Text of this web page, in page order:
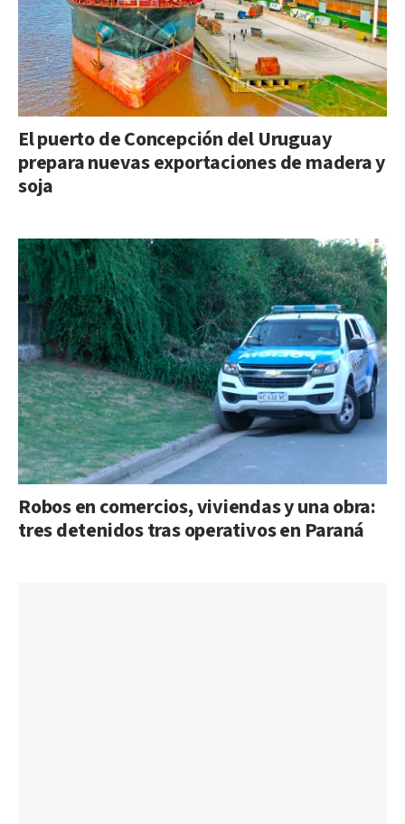
El puerto de Concepción del Uruguay
prepara nuevas exportaciones de madera y
soja
Robos en comercios, viviendas y una obra:
tres detenidos tras operativos en Paraná